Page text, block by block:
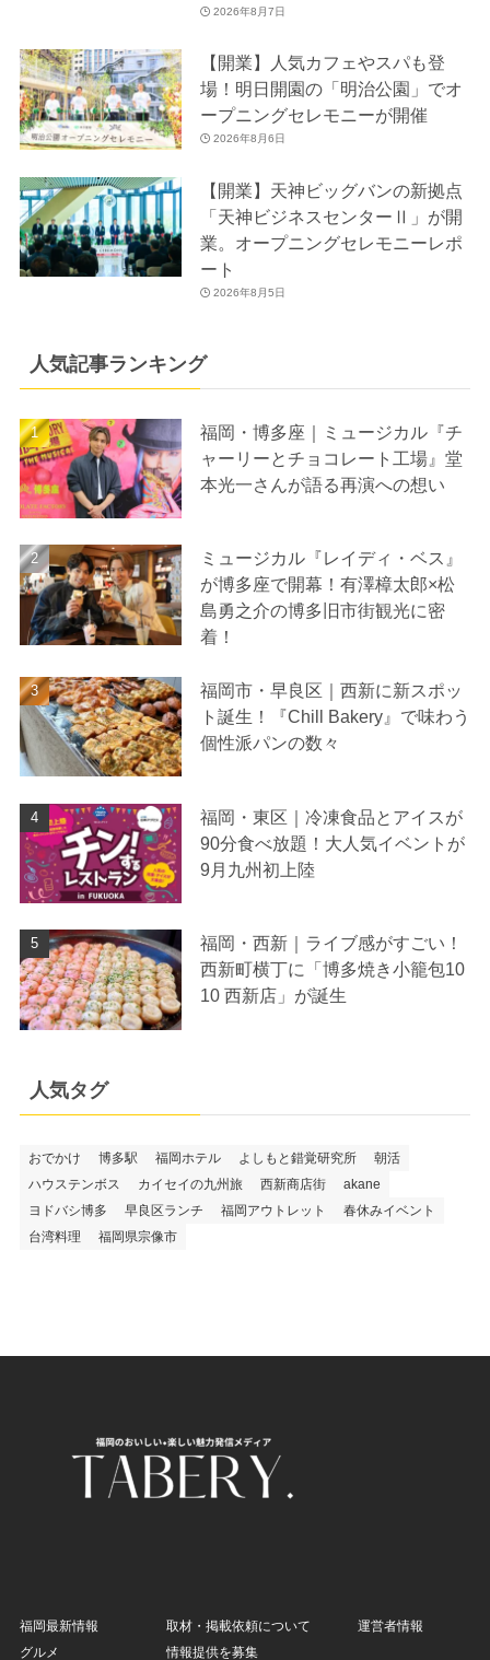
2026年8月7日
【開業】人気カフェやスパも登
場！明日開園の「明治公園」でオ
ープニングセレモニーが開催
2026年8月6日
【開業】天神ビッグバンの新拠点
「天神ビジネスセンターⅡ」が開
業。オープニングセレモニーレポ
ート
2026年8月5日
人気記事ランキング
福岡・博多座｜ミュージカル『チ
ャーリーとチョコレート工場』堂
本光一さんが語る再演への想い
ミュージカル『レイディ・ベス』
が博多座で開幕！有澤樟太郎×松
島勇之介の博多旧市街観光に密
着！
福岡市・早良区｜西新に新スポッ
ト誕生！『Chill Bakery』で味わう
個性派パンの数々
福岡・東区｜冷凍食品とアイスが
90分食べ放題！大人気イベントが
9月九州初上陸
福岡・西新｜ライブ感がすごい！
西新町横丁に「博多焼き小籠包10
10 西新店」が誕生
人気タグ
おでかけ 博多駅 福岡ホテル よしもと錯覚研究所
朝活
ハウステンボス
カイセイの九州旅 西新商店街
akane
ヨドバシ博多
早良区ランチ 福岡アウトレット
春休みイベント
台湾料理
福岡県宗像市
福岡最新情報
グルメ
取材・掲載依頼について
情報提供を募集
運営者情報